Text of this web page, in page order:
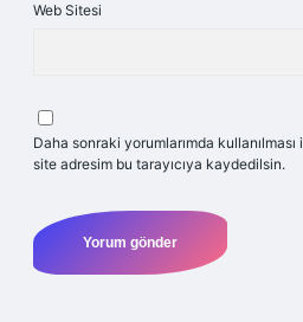
Web Sitesi
Daha sonraki yorumlarımda
site adresim bu tarayıcıya kaydedilsin.